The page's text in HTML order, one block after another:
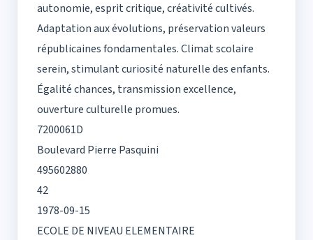
autonomie, esprit critique, créativité cultivés.
Adaptation aux évolutions, préservation valeurs
républicaines fondamentales. Climat scolaire
serein, stimulant curiosité naturelle des enfants.
Égalité chances, transmission excellence,
ouverture culturelle promues.
7200061D
Boulevard Pierre Pasquini
495602880
42
1978-09-15
ECOLE DE NIVEAU ELEMENTAIRE